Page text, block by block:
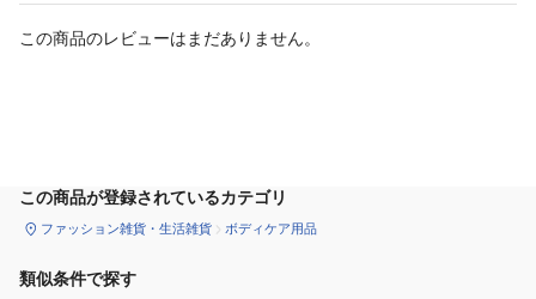
この商品のレビューはまだありません。
この商品が登録されているカテゴリ
ファッション雑貨・生活雑貨 ボディケア用品
類似条件で探す